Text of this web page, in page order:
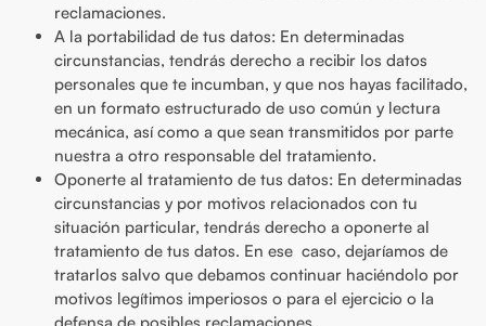
reclamaciones.
A la portabilidad de tus datos: En determinadas
circunstancias, tendrás derecho a recibir los datos
personales que te incumban, y que nos hayas facilitado,
en un formato estructurado de uso común y lectura
mecánica, así como a que sean transmitidos por parte
nuestra a otro responsable del tratamiento.
Oponerte al tratamiento de tus datos: En determinadas
circunstancias y por motivos relacionados con tu
situación particular, tendrás derecho a oponerte al
tratamiento de tus datos. En ese caso, dejaríamos de
tratarlos salvo que debamos continuar haciéndolo por
motivos legítimos imperiosos o para el ejercicio o la
defensa de posibles reclamaciones.